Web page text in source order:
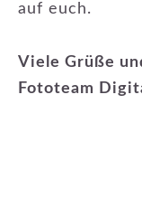
auf euch.
Viele Grüße
Fototeam